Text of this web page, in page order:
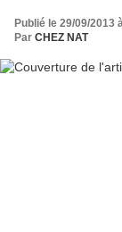
Publié le 29/09/2013
Par CHEZ NAT